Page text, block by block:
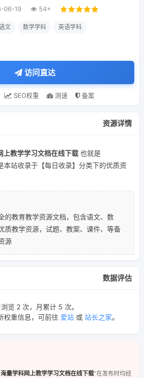
06-19 54+
文 数学学科 英语学科
访问直达
SEO权重 测速 备案
资源详情
上教学学习文档在线下载 也就是
本站收录于【每日收录】分类下的优质资
的教育教学资源文档，包含语文、数
质教学资源，试题、教案、课件、等备
源
数据评估
览 2 次，月累计 5 次。
权重信息，可前往 爱站 或 站长之家。
量学科网上教学学习文档在线下载”在发布时均经